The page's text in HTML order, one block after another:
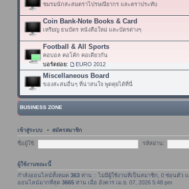
ชมรมนักสะสมตราไปรษณียากร และตราประทับ
Coin Bank-Note Books & Card
เหรียญ ธนบัตร หนังสือใหม่ และบัตรต่างๆ
Football & All Sports
คอบอล คอโค้ก คอเดียวกัน
บอร์ดย่อย:
EURO 2012
Miscellaneous Board
ของสะสมอื่นๆ ที่น่าสนใจ พูดคุยได้ที่นี่
BUSINESS ZONE
เข้าสู่ระบบ • สมัครสมาชิก
ชื่อผู้ใช้: รหัสผ่าน:
ผู้ใช้งานขณะนี้
กำลังออนไลน์ทั้งหมด 363ท่าน :: ไม่มีผู้ใช้งานที่เป็นสมาชิก, 0 ซ่อนตัว
ออนไลน์มากที่สุด 3665ท่าน เมื่อ อังคาร เม.ย. 07, 2026 5:48 pm